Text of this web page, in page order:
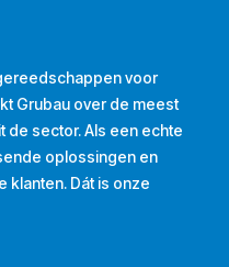
voor
Grubau over de meest
de sector. Als een echte
oplossingen en
klanten. Dát is onze